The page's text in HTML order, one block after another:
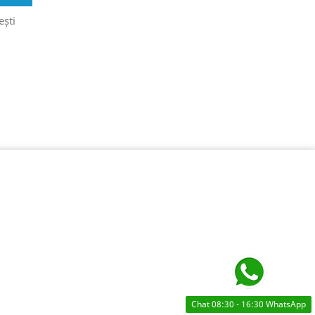
Chat 08:30 - 16:30 WhatsApp